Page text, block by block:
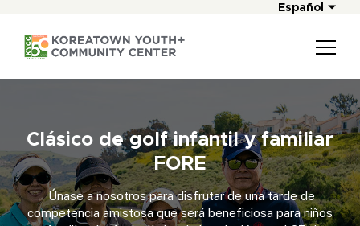
Español
Clásico de golf infantil y familiar
FORE
Únase a nosotros para disfrutar de una tarde de
competencia amistosa que será beneficiosa para niños